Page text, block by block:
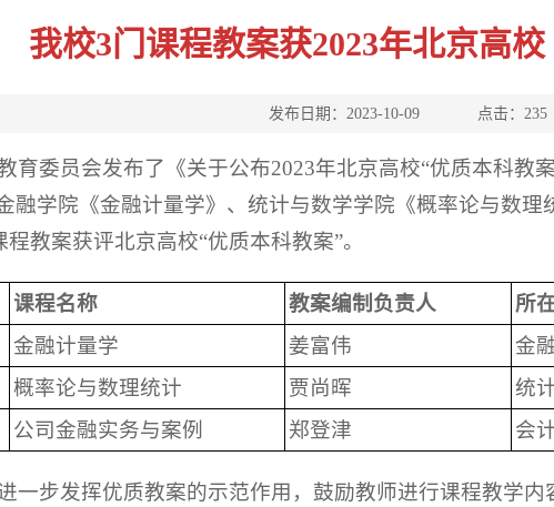
我校3门课程教案获2023年北京高
发布日期：2023-10-09 点击： 235
育委员会发布了《关于公布2023年北京高校“优质本科教
融学院《金融计量学》、统计与数学学院《概率论与数
教案获评北京高校“优质本科教案”。
课程名称 教案编制负责人 所
金融计量学 姜富伟 金
概率论与数理统计 贾尚晖 统
公司金融实务与案例 郑登津 会
一步发挥优质教案的示范作用，鼓励教师进行课程教学